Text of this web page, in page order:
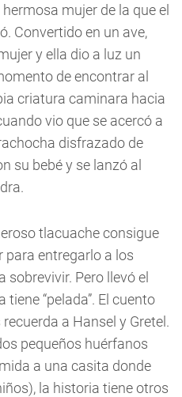
mujer de la que el
Convertido en un ave,
y ella dio a luz un
de encontrar al
criatura caminara hacia
vio que se acercó a
disfrazado de
su bebé y se lanzó al
tlacuache consigue
para entregarlo a los
sobrevivir. Pero llevó el
“pelada”. El cuento
a Hansel y Gretel.
pequeños huérfanos
a una casita donde
la historia tiene otros